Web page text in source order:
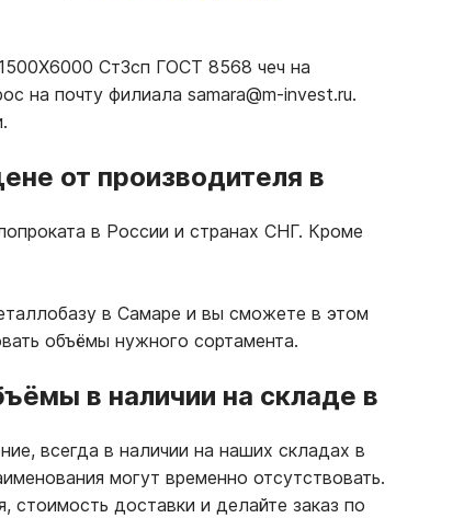
Ст3сп ГОСТ 8568 чеч на
на почту филиала samara@m-invest.ru.
от производителя в
в России и странах СНГ. Кроме
в Самаре и вы сможете в этом
объёмы нужного сортамента.
в наличии на складе в
всегда в наличии на наших складах в
могут временно отсутствовать.
стоимость доставки и делайте заказ по